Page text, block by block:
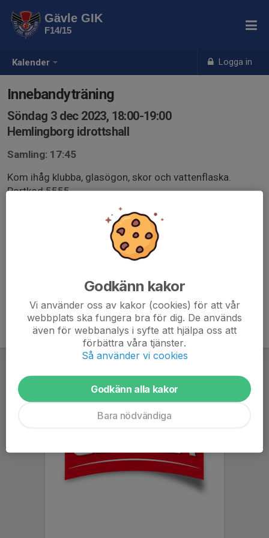
Kalender Logga in
Gävle GIK
F14/15
Innebandyträning
Söndag 3 dec 2023, 18:00-19:00
Hemlingborg idrottshall
Samling: 17:45
Kom ihåg klubba, glasögon, skor och vattenflaska.
Portkod 5555.
Godkänn kakor
Vi använder oss av kakor (cookies) för att vår
webbplats ska fungera bra för dig. De används
även för webbanalys i syfte att hjälpa oss att
förbättra våra tjänster.
Så använder vi cookies
Godkänn alla kakor
Bara nödvändiga